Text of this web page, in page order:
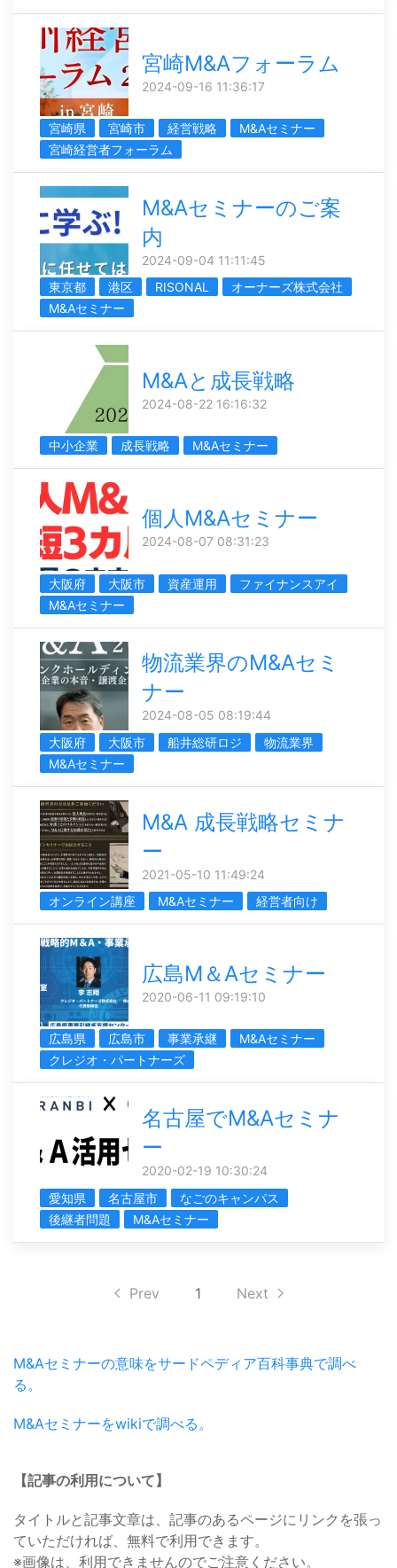
宮崎M&Aフォーラム
2024-09-16 11:36:17
宮崎県 宮崎市 経営戦略
M&Aセミナー
宮崎経営者フォーラム
M&Aセミナーのご案
内
2024-09-04 11:11:45
東京都
港区 RISONAL
オーナーズ株式会社
M&Aセミナー
M&Aと成長戦略
2024-08-22 16:16:32
中小企業 成長戦略 M&Aセミナー
個人M&Aセミナー
2024-08-07 08:31:23
大阪府 大阪市 資産運用
ファイナンスアイ
M&Aセミナー
物流業界のM&Aセミ
ナー
2024-08-05 08:19:44
大阪府
大阪市 船井総研ロジ
物流業界
M&Aセミナー
M&A 成長戦略セミナ
ー
2021-05-10 11:49:24
オンライン講座
M&Aセミナー 経営者向け
広島M＆Aセミナー
2020-06-11 09:19:10
広島県 広島市 事業承継
M&Aセミナー
クレジオ・パートナーズ
名古屋でM&Aセミナ
ー
2020-02-19 10:30:24
愛知県
名古屋市
なごのキャンパス
後継者問題
M&Aセミナー
Prev 1 Next
M&Aセミナーの意味をサードペディア百科事典で調べ
る。
M&Aセミナーをwikiで調べる。
【記事の利用について】
タイトルと記事文章は、記事のあるページにリンクを張っ
ていただければ、無料で利用できます。
※画像は、利用できませんのでご注意ください。